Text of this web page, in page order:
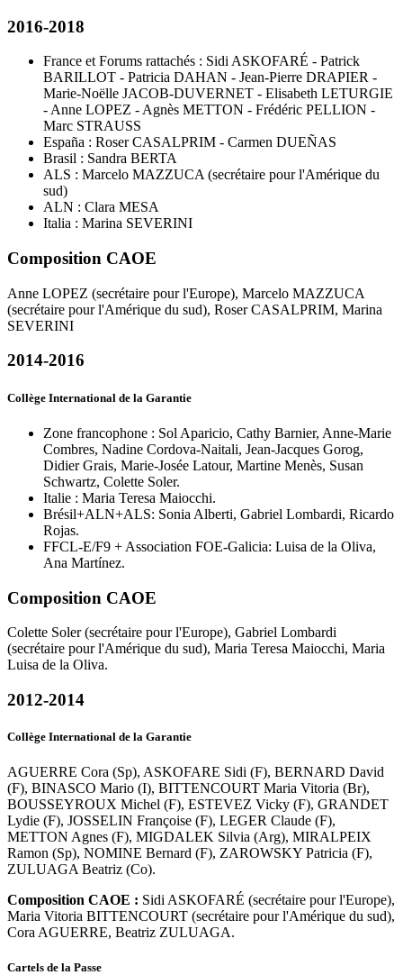
2016-2018
France et Forums rattachés : Sidi ASKOFARÉ - Patrick
BARILLOT - Patricia DAHAN - Jean-Pierre DRAPIER -
Marie-Noëlle JACOB-DUVERNET - Elisabeth LETURGIE
- Anne LOPEZ - Agnès METTON - Frédéric PELLION -
Marc STRAUSS
España : Roser CASALPRIM - Carmen DUEÑAS
Brasil : Sandra BERTA
ALS : Marcelo MAZZUCA (secrétaire pour l'Amérique du
sud)
ALN : Clara MESA
Italia : Marina SEVERINI
Composition CAOE
Anne LOPEZ (secrétaire pour l'Europe), Marcelo MAZZUCA
(secrétaire pour l'Amérique du sud), Roser CASALPRIM, Marina
SEVERINI
2014-2016
Collège International de la Garantie
Zone francophone : Sol Aparicio, Cathy Barnier, Anne-Marie
Combres, Nadine Cordova-Naitali, Jean-Jacques Gorog,
Didier Grais, Marie-Josée Latour, Martine Menès, Susan
Schwartz, Colette Soler.
Italie : Maria Teresa Maiocchi.
Brésil+ALN+ALS: Sonia Alberti, Gabriel Lombardi, Ricardo
Rojas.
FFCL-E/F9 + Association FOE-Galicia: Luisa de la Oliva,
Ana Martínez.
Composition CAOE
Colette Soler (secrétaire pour l'Europe), Gabriel Lombardi
(secrétaire pour l'Amérique du sud), Maria Teresa Maiocchi, Maria
Luisa de la Oliva.
2012-2014
Collège International de la Garantie
AGUERRE Cora (Sp), ASKOFARE Sidi (F), BERNARD David
(F), BINASCO Mario (I), BITTENCOURT Maria Vitoria (Br),
BOUSSEYROUX Michel (F), ESTEVEZ Vicky (F), GRANDET
Lydie (F), JOSSELIN Françoise (F), LEGER Claude (F),
METTON Agnes (F), MIGDALEK Silvia (Arg), MIRALPEIX
Ramon (Sp), NOMINE Bernard (F), ZAROWSKY Patricia (F),
ZULUAGA Beatriz (Co).
Composition CAOE : Sidi ASKOFARÉ (secrétaire pour l'Europe),
Maria Vitoria BITTENCOURT (secrétaire pour l'Amérique du sud),
Cora AGUERRE, Beatriz ZULUAGA.
Cartels de la Passe